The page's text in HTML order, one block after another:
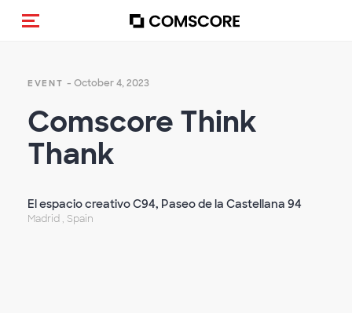
Toggle navigation
EVENT - October 4, 2023
Comscore Think
Thank
El espacio creativo C94, Paseo de la Castellana 94
Madrid , Spain